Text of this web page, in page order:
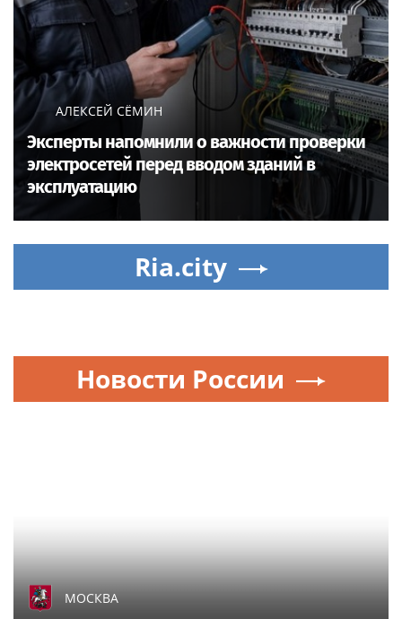
АЛЕКСЕЙ СЁМИН
Эксперты напомнили о важности проверки
электросетей перед вводом зданий в
эксплуатацию
Ria.city
Новости России
МОСКВА